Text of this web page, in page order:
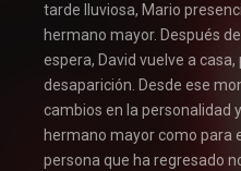
tarde lluviosa, Mario
hermano mayor. Después
espera, David vuelve a
desaparición. Desde ese
cambios en la personalidad
hermano mayor como para
persona que ha regresado